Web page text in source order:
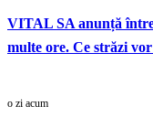
VITAL SA anunță
multe ore. Ce străzi
o zi acum